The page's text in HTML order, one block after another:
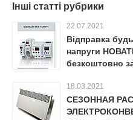
Інші статті рубрики
22.07.2021
Відправка
напруги
безкоштовно
18.03.2021
СЕЗОННАЯ